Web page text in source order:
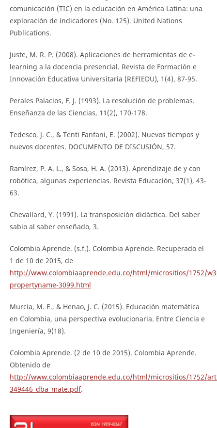
comunicación (TIC) en la educación en América Latina: una
exploración de indicadores (No. 125). United Nations
Publications.
Juste, M. R. P. (2008). Aplicaciones de herramientas de e-
learning a la docencia presencial. Revista de Formación e
Innovación Educativa Universitaria (REFIEDU), 1(4), 87-95.
Perales Palacios, F. J. (1993). La resolución de problemas.
Enseñanza de las Ciencias, 11(2), 170-178.
Tedesco, J. C., & Tenti Fanfani, E. (2002). Nuevos tiempos y
nuevos docentes. DOCUMENTO DE DISCUSIÓN, 57.
Ramírez, P. A. L., & Sosa, H. A. (2013). Aprendizaje de y con
robótica, algunas experiencias. Revista Educación, 37(1), 43-
63.
Chevallard, Y. (1991). La transposición didáctica. Del saber
sabio al saber enseñado, 3.
Colombia Aprende. (s.f.). Colombia Aprende. Recuperado el
1 de 10 de 2015, de
http://www.colombiaaprende.edu.co/html/micrositios/1752/
propertyname-3099.html
Murcia, M. E., & Henao, J. C. (2015). Educación matemática
en Colombia, una perspectiva evolucionaria. Entre Ciencia e
Ingeniería, 9(18).
Colombia Aprende. (2 de 10 de 2015). Colombia Aprende.
Obtenido de
http://www.colombiaaprende.edu.co/html/micrositios/1752/
349446_dba_mate.pdf.